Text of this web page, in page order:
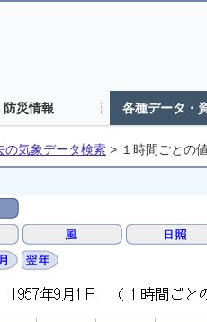
防災情報 各種データ・
の気象データ検索 > １時間ごとの